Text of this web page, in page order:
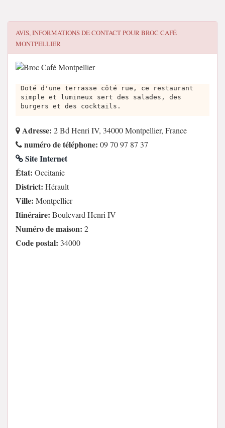
AVIS, INFORMATIONS DE CONTACT POURBROC CAFÉ
MONTPELLIER
Doté d'une terrasse côté rue, ce restaurant
simple et lumineux sert des salades, des
burgers et des cocktails.
Adresse: 2 Bd Henri IV, 34000 Montpellier, France
numéro de téléphone: 09 70 97 87 37
Site Internet
État: Occitanie
District: Hérault
Ville: Montpellier
Itinéraire: Boulevard Henri IV
Numéro de maison: 2
Code postal: 34000